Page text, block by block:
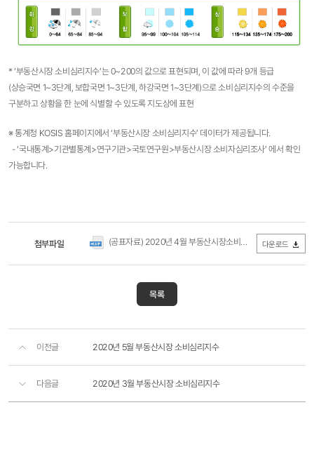
* ‘부동산시장 소비심리지수’는 0~200의 값으로 표현되며, 이 값에 따라 9개 등급
(상승국면 1~3단계, 보합국면 1~3단계, 하강국면 1~3단계)으로 소비심리지수의 수준을
구분하고 상황을 한 눈에 식별할 수 있도록 지도상에 표현
※ 통계청 KOSIS 홈페이지에서 ‘부동산시장 소비심리지수’ 데이터가 제공됩니다.
- ‘국내통계>기관별통계>연구기관>국토연구원>부동산시장 소비자심리조사’ 에서 확인
가능합니다.
첨부파일 (공표자료) 2020년 4월 부동산시장소비심리지수(국토연구원).hwp 다운로드
목록
이전글 2020년 5월 부동산시장 소비심리지수
다음글 2020년 3월 부동산시장 소비심리지수